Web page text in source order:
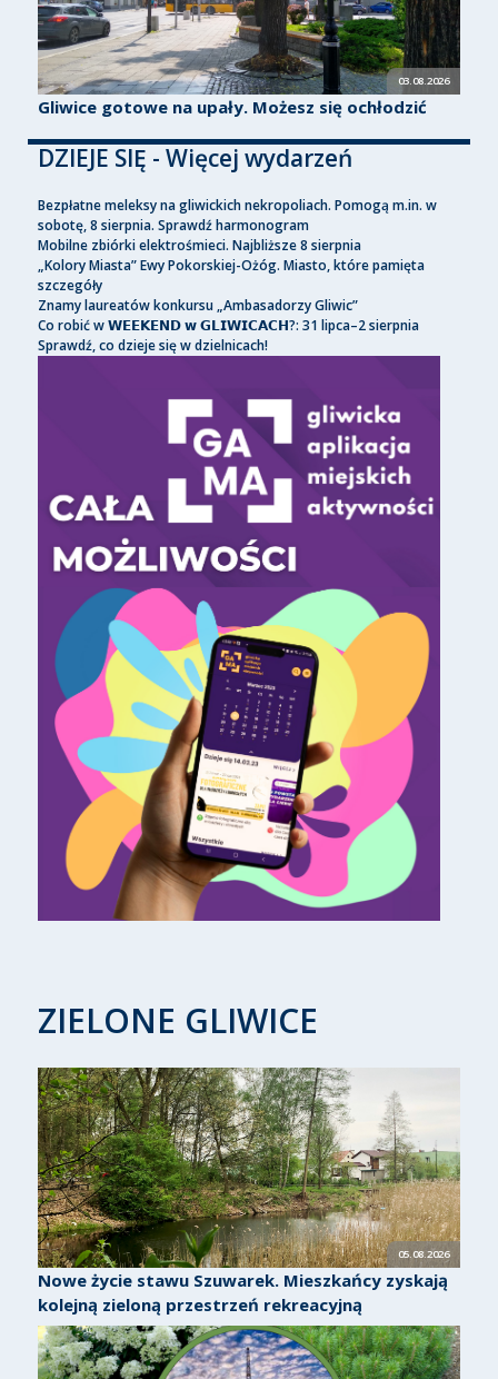
03.08.2026
Gliwice gotowe na upały. Możesz się ochłodzić
DZIEJE SIĘ - Więcej wydarzeń
Bezpłatne meleksy na gliwickich nekropoliach. Pomogą m.in. w
sobotę, 8 sierpnia. Sprawdź harmonogram
Mobilne zbiórki elektrośmieci. Najbliższe 8 sierpnia
„Kolory Miasta” Ewy Pokorskiej-Ożóg. Miasto, które pamięta
szczegóły
Znamy laureatów konkursu „Ambasadorzy Gliwic”
Co robić w 𝗪𝗘𝗘𝗞𝗘𝗡𝗗 𝘄 𝗚𝗟𝗜𝗪𝗜𝗖𝗔𝗖𝗛?: 31 lipca–2 sierpnia
Sprawdź, co dzieje się w dzielnicach!
ZIELONE GLIWICE
05.08.2026
Nowe życie stawu Szuwarek. Mieszkańcy zyskają
kolejną zieloną przestrzeń rekreacyjną